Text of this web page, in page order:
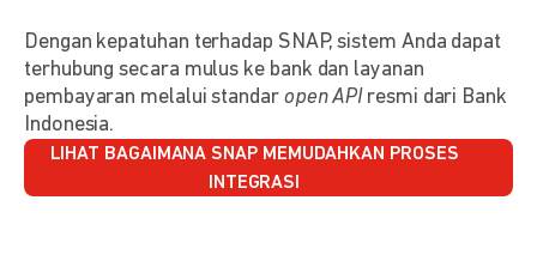
Dengan kepatuhan terhadap SNAP, sistem Anda dapat
terhubung secara mulus ke bank dan layanan
pembayaran melalui standar open APIresmi dari Bank
Indonesia.
LIHAT BAGAIMANA SNAP MEMUDAHKAN PROSES
INTEGRASI